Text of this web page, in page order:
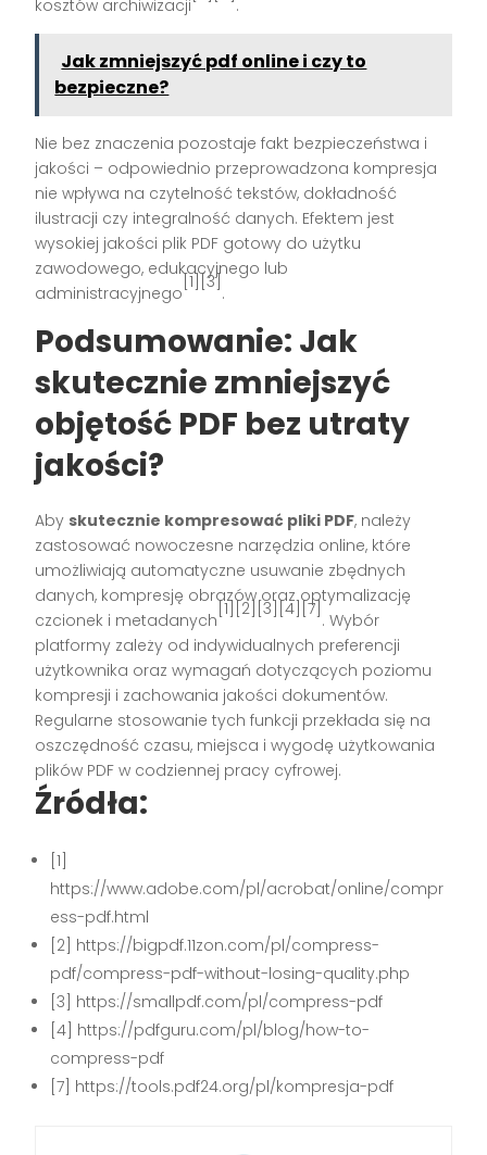
kosztów archiwizacji .
Jak zmniejszyć pdf online i czy to
bezpieczne?
Nie bez znaczenia pozostaje fakt bezpieczeństwa i
jakości – odpowiednio przeprowadzona kompresja
nie wpływa na czytelność tekstów, dokładność
ilustracji czy integralność danych. Efektem jest
wysokiej jakości plik PDF gotowy do użytku
zawodowego, edukacyjnego lub
administracyjnego
[1][3]
.
Podsumowanie: Jak
skutecznie zmniejszyć
objętość PDF bez utraty
jakości?
Aby skutecznie kompresować pliki PDF, należy
zastosować nowoczesne narzędzia online, które
umożliwiają automatyczne usuwanie zbędnych
danych, kompresję obrazów oraz optymalizację
czcionek i metadanych
[1][2][3][4][7]
. Wybór
platformy zależy od indywidualnych preferencji
użytkownika oraz wymagań dotyczących poziomu
kompresji i zachowania jakości dokumentów.
Regularne stosowanie tych funkcji przekłada się na
oszczędność czasu, miejsca i wygodę użytkowania
plików PDF w codziennej pracy cyfrowej.
Źródła:
[1]
https://www.adobe.com/pl/acrobat/online/compr
ess-pdf.html
[2] https://bigpdf.11zon.com/pl/compress-
pdf/compress-pdf-without-losing-quality.php
[3] https://smallpdf.com/pl/compress-pdf
[4] https://pdfguru.com/pl/blog/how-to-
compress-pdf
[7] https://tools.pdf24.org/pl/kompresja-pdf